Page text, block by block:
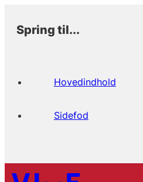
Spring til...
Hovedindhold
Sidefod